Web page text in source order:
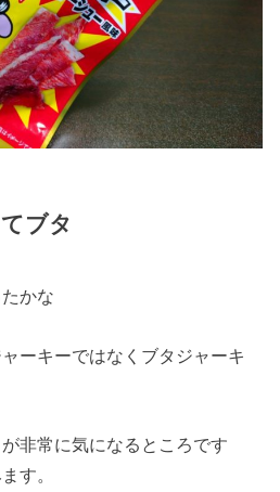
ブタ
かな
ーキーではなくブタジャーキ
非常に気になるところです
す。